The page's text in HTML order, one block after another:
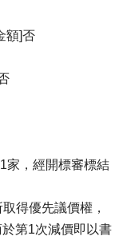
額]否
家，經開標審標結
得優先議價權，
第1次減價即以書